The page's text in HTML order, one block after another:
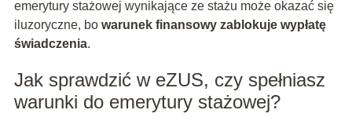
emerytury stażowej wynikające ze stażu może okazać się
iluzoryczne, bo warunek finansowy zablokuje wypłatę
świadczenia.
Jak sprawdzić w eZUS, czy spełniasz
warunki do emerytury stażowej?